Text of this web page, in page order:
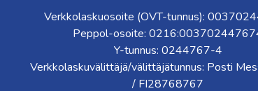
Verkkolaskuosoite (OVT-tunnus):
Peppol-osoite:
Y-tunnus: 0244767-4
Verkkolaskuvälittäjä/välittäjätunnus: Posti
/ FI28768767